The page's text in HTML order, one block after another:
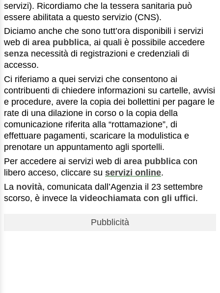
servizi). Ricordiamo che la tessera sanitaria può
essere abilitata a questo servizio (CNS).
Diciamo anche che sono tutt’ora disponibili i servizi
web di area pubblica, ai quali è possibile accedere
senza necessità di registrazioni e credenziali di
accesso.
Ci riferiamo a quei servizi che consentono ai
contribuenti di chiedere informazioni su cartelle, avvisi
e procedure, avere la copia dei bollettini per pagare le
rate di una dilazione in corso o la copia della
comunicazione riferita alla “rottamazione”, di
effettuare pagamenti, scaricare la modulistica e
prenotare un appuntamento agli sportelli.
Per accedere ai servizi web di area pubblica con
libero acceso, cliccare su servizi online.
La novità, comunicata dall’Agenzia il 23 settembre
scorso, è invece la videochiamata con gli uffici.
Pubblicità